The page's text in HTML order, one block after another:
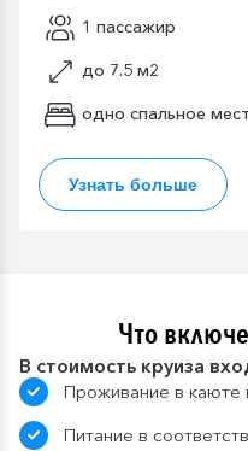
1 пассажир
до 7.5 м2
одно спальное
Узнать больше
Что
В стоимость круиза
Проживание в каюте
Питание в